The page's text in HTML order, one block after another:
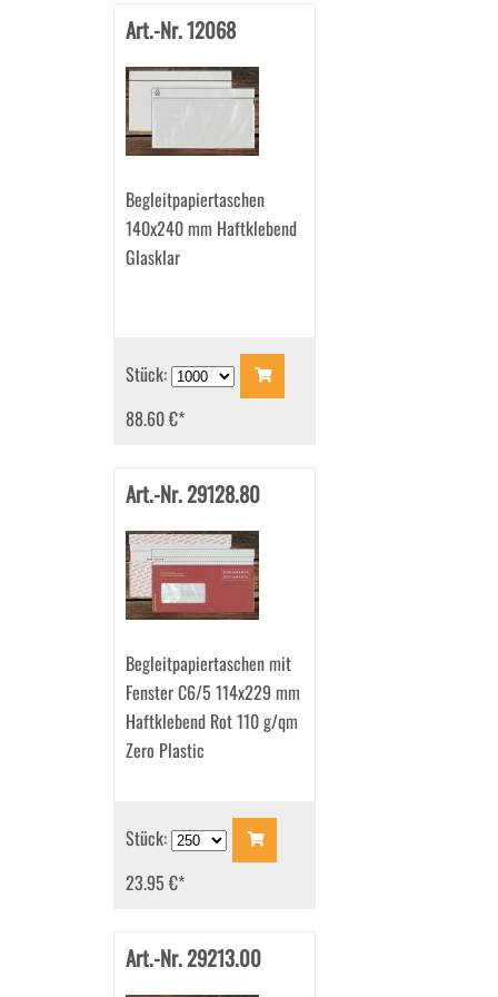
Art.-Nr. 12068
Begleitpapiertaschen
140x240 mm Haftklebend
Glasklar
Stück:
88.60 €*
Art.-Nr. 29128.80
Begleitpapiertaschen mit
Fenster C6/5 114x229 mm
Haftklebend Rot 110 g/qm
Zero Plastic
Stück:
23.95 €*
Art.-Nr. 29213.00